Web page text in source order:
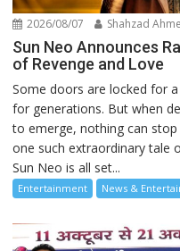
2026/08/07 Shahzad
Sun Neo Announces
of Revenge and Love
Some doors are locked for
for generations. But when
to emerge, nothing can
one such extraordinary tale
Sun Neo is all set...
Entertainment News &